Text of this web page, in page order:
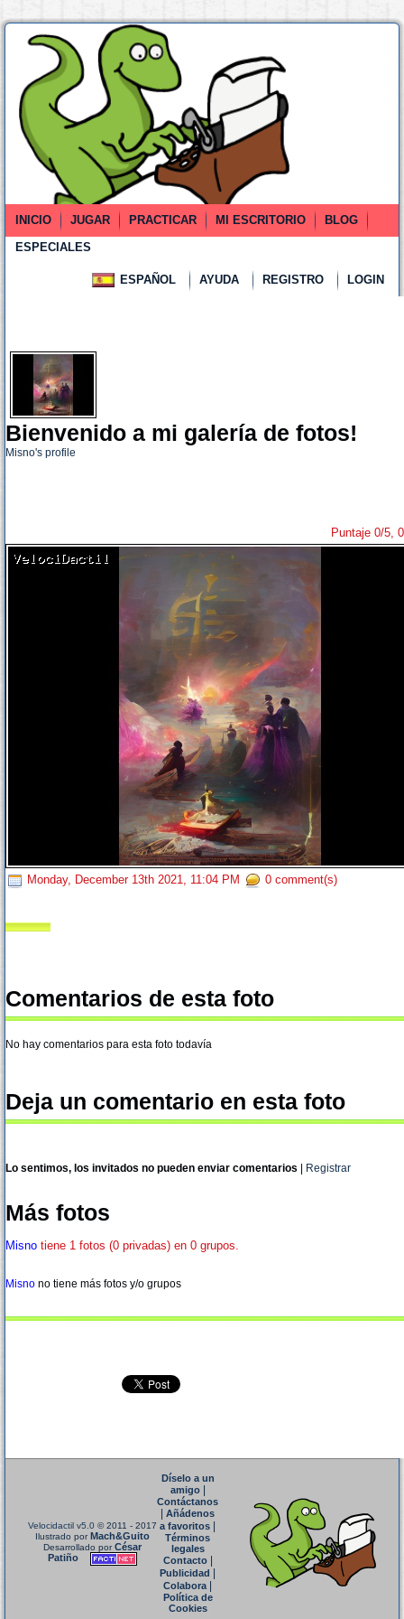
INICIO JUGAR PRACTICAR MI ESCRITORIO
BLOG
ESPECIALES
ESPAÑOL AYUDA REGISTRO LOGIN
Bienvenido a mi galería de fotos!
Misno's profile
Puntaje 0/5,
Monday, December 13th 2021, 11:04 PM 0 comment(s)
Comentarios de esta foto
No hay comentarios para esta foto todavía
Deja un comentario en esta foto
Lo sentimos, los invitados no pueden enviar comentarios Registrar
Más fotos
Misno tiene 1 fotos (0 privadas) en 0 grupos.
Misno no tiene más fotos y/o grupos
Velocidactil v5.0 © 2011 - 2017
Ilustrado porMach&Guito
Desarrollado porCésar
Patiño
Díselo a un
amigo|
Contáctanos
Añádenos
a favoritos
Términos
legales
Contacto|
Publicidad
Colabora|
Política de
Cookies